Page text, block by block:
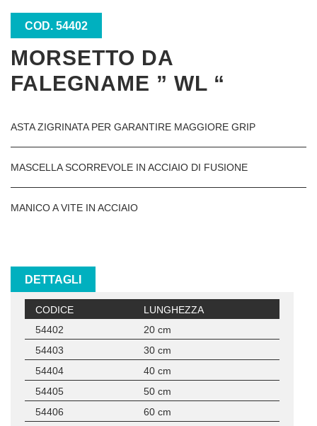
COD. 54402
MORSETTO DA
FALEGNAME ” WL “
ASTA ZIGRINATA PER GARANTIRE MAGGIORE GRIP
MASCELLA SCORREVOLE IN ACCIAIO DI FUSIONE
MANICO A VITE IN ACCIAIO
DETTAGLI
CODICE
LUNGHEZZA
54402
20 cm
54403
30 cm
54404
40 cm
54405
50 cm
54406
60 cm